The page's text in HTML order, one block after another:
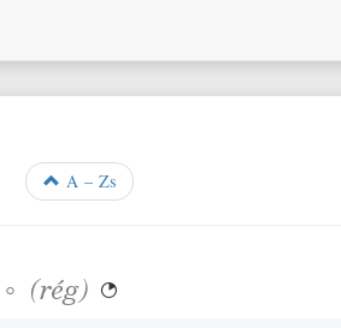
A – Zs
◦ (rég) 